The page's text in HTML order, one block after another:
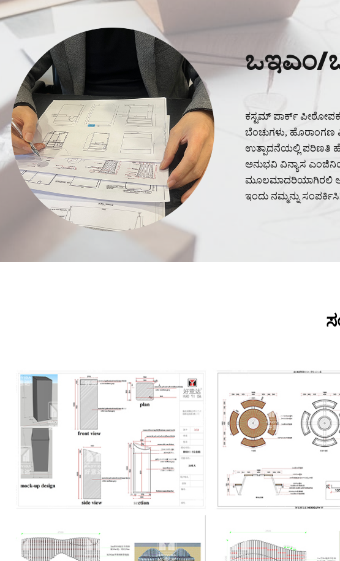
ಒಇಎಂ/
ಕಸ್ಟಮ್ ಪಾರ್ಕ್
ಬೆಂಚುಗಳು, ಹೊರಾಂಗಣ
ಉತ್ಪಾದನೆಯಲ್ಲಿ ಪರಿಣತಿ
ಅನುಭವಿ ವಿನ್ಯಾಸ
ಮೂಲಮಾದರಿಯಾಗಿರಲಿ
ಇಂದು ನಮ್ಮನ್ನು